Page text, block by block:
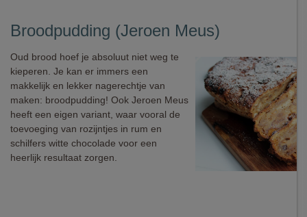
Broodpudding (Jeroen Meus)
Oud brood hoef je absoluut niet weg te
kieperen. Je kan er immers een
makkelijk en lekker nagerechtje van
maken: broodpudding! Ook Jeroen Meus
heeft een eigen variant, waar vooral de
toevoeging van rozijntjes in rum en
schilfers witte chocolade voor een
heerlijk resultaat zorgen.